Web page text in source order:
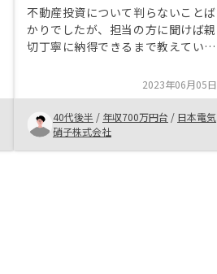
不動産投資について判らないことば
かりでしたが、担当の方に聞けば親
切丁寧に納得できるまで教えていた
ができました。 少ない資金から始
められる事や与信の活用、そして銀
行に預けてるだけでは資産を大きく
増やせないこともあり不動産投資を
始めました。
2023年06月05日
40代後半 / 年収700万円台 / 日本電気
硝子株式会社